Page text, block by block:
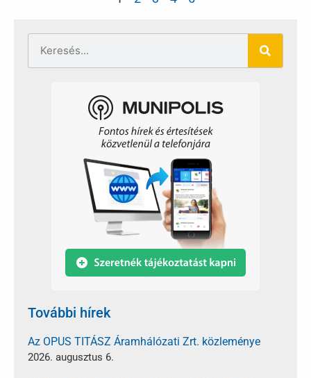
További hírek
Az OPUS TITÁSZ Áramhálózati Zrt. közleménye
2026. augusztus 6.